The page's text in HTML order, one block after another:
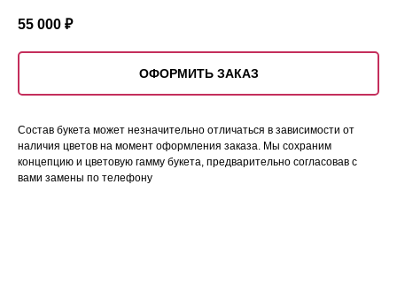
55 000 ₽
ОФОРМИТЬ ЗАКАЗ
Состав букета может незначительно отличаться в зависимости от
наличия цветов на момент оформления заказа. Мы сохраним
концепцию и цветовую гамму букета, предварительно согласовав с
вами замены по телефону